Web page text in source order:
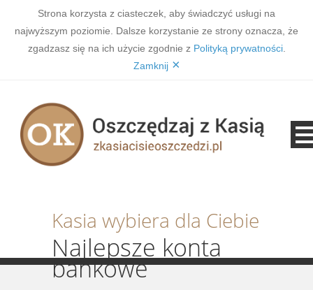
Strona korzysta z ciasteczek, aby świadczyć usługi na
najwyższym poziomie. Dalsze korzystanie ze strony oznacza, że
zgadzasz się na ich użycie zgodnie z Polityką prywatności.
Zamknij ×
Kasia wybiera dla Ciebie
Najlepsze konta
bankowe